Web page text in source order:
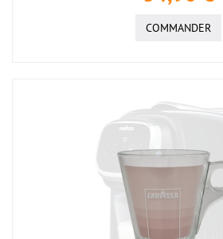
COMMANDER